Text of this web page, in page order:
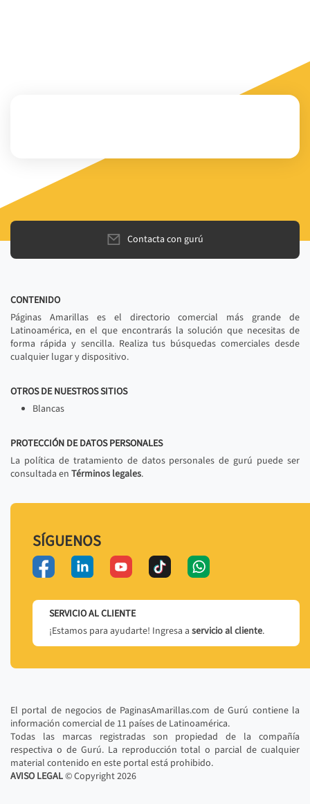
Contacta con gurú
CONTENIDO
Páginas Amarillas es el directorio comercial más grande de
Latinoamérica, en el que encontrarás la solución que necesitas de
forma rápida y sencilla. Realiza tus búsquedas comerciales desde
cualquier lugar y dispositivo.
OTROS DE NUESTROS SITIOS
Blancas
PROTECCIÓN DE DATOS PERSONALES
La política de tratamiento de datos personales de gurú puede ser
consultada en Términos legales.
SÍGUENOS
SERVICIO AL CLIENTE
¡Estamos para ayudarte! Ingresa a servicio al cliente.
El portal de negocios de PaginasAmarillas.com de Gurú contiene la
información comercial de 11 países de Latinoamérica.
Todas las marcas registradas son propiedad de la compañía
respectiva o de Gurú. La reproducción total o parcial de cualquier
material contenido en este portal está prohibido.
AVISO LEGAL© Copyright2026